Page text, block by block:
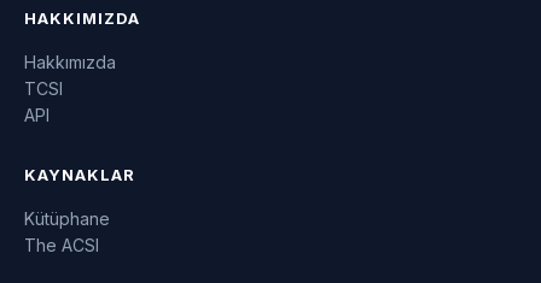
HAKKIMIZDA
Hakkımızda
TCSI
API
KAYNAKLAR
Kütüphane
The ACSI